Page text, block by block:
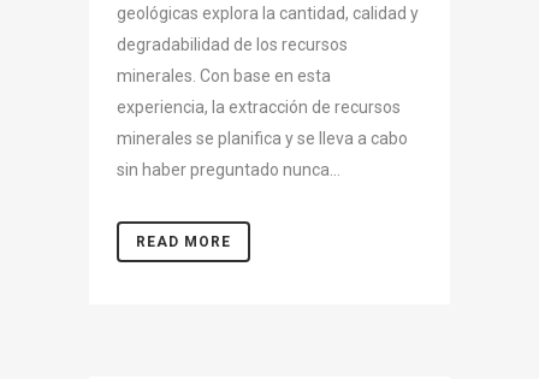
geológicas explora la cantidad, calidad y
degradabilidad de los recursos
minerales. Con base en esta
experiencia, la extracción de recursos
minerales se planifica y se lleva a cabo
sin haber preguntado nunca...
READ MORE